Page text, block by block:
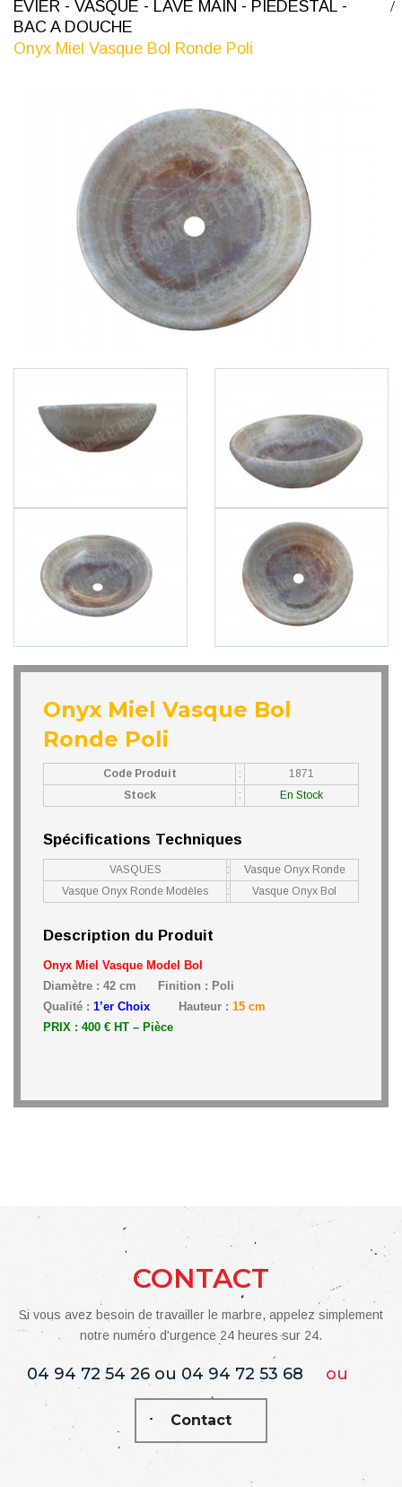
ÉVIER - VASQUE - LAVE MAIN - PIÉDESTAL -
BAC A DOUCHE
Onyx Miel Vasque Bol Ronde Poli
Onyx Miel Vasque Bol
Ronde Poli
Code Produit :
1871
Stock
: En Stock
Spécifications Techniques
VASQUES :
Vasque Onyx Ronde
Vasque Onyx Ronde Modèles
: Vasque Onyx Bol
Description du Produit
Onyx Miel Vasque Model Bol
Diamètre : 42 cm Finition : Poli
Qualité : 1’er Choix Hauteur : 15 cm
PRIX : 400 € HT – Pièce
CONTACT
Si vous avez besoin de travailler le marbre, appelez simplement
notre numéro d'urgence 24 heures sur 24.
04 94 72 54 26 ou 04 94 72 53 68 ou
Contact